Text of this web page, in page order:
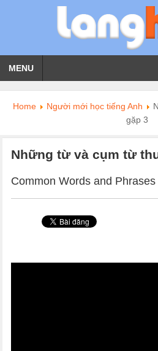
MENU
Home Người mới học tiếng Anh
gặp 3
Những từ và cụm từ
Common Words and Phrases